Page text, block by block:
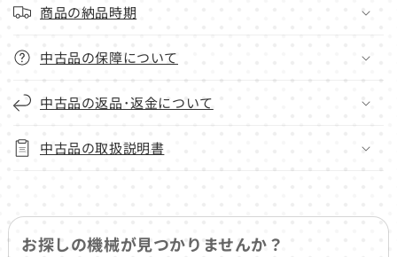
商品の納品時期
中古品の保障について
中古品の返品･返金について
中古品の取扱説明書
お探しの機械が見つかりませんか？